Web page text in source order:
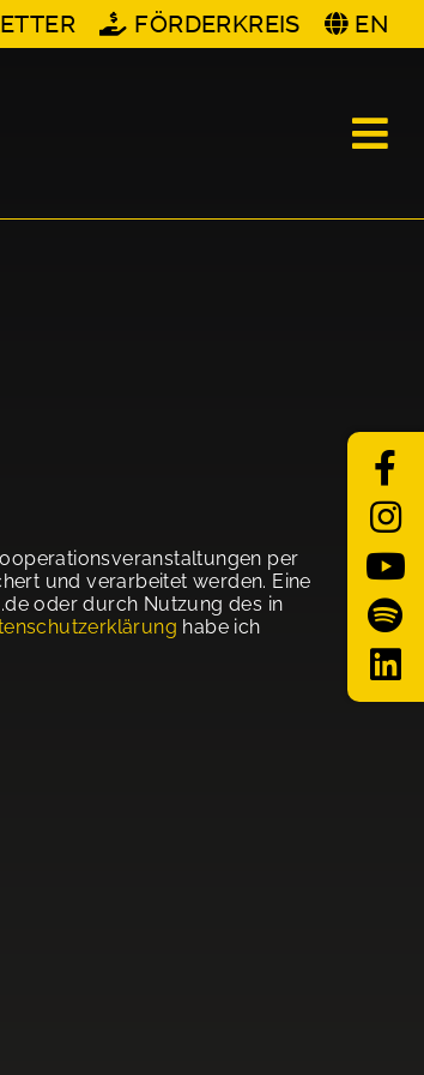
FÖRDERKREIS EN
per
und verarbeitet werden. Eine
oder durch Nutzung des in
habe ich